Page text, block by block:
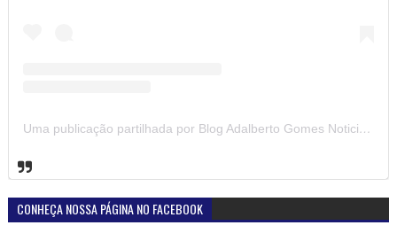
Uma publicação partilhada por Blog Adalberto Gomes Noticias (@blogadalbertogomesnoticiass)
CONHEÇA NOSSA PÁGINA NO FACEBOOK